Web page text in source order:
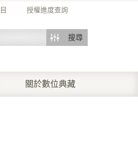
授權進度查詢
搜尋
關於數位典藏